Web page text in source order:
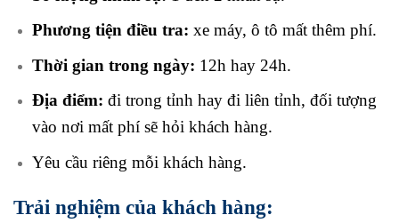
Phương tiện điều tra: xe máy, ô tô mất thêm phí.
Thời gian trong ngày: 12h hay 24h.
Địa điểm: đi trong tỉnh hay đi liên tỉnh, đối tượng
vào nơi mất phí sẽ hỏi khách hàng.
Yêu cầu riêng mỗi khách hàng.
Trải nghiệm của khách hàng: